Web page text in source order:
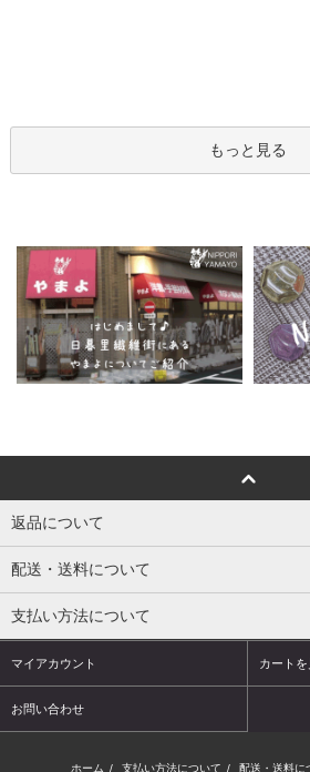
もっと見る
返品について
配送・送料について
支払い方法について
マイアカウント カートを
お問い合わせ
ホーム / 支払い方法について / 配送・送料に